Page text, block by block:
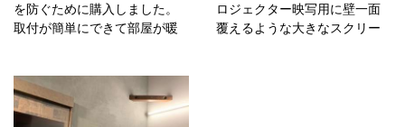
を防ぐために購入しました。
取付が簡単にできて部屋が暖
ロジェクター映写用に壁一面
覆えるような大きなスクリー